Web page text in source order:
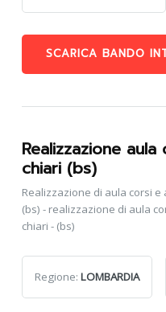
SCARICA BANDO
Realizzazione
chiari (bs)
Realizzazione di aula corsi
(bs) - realizzazione di aula
chiari - (bs)
Regione: LOMBARDIA